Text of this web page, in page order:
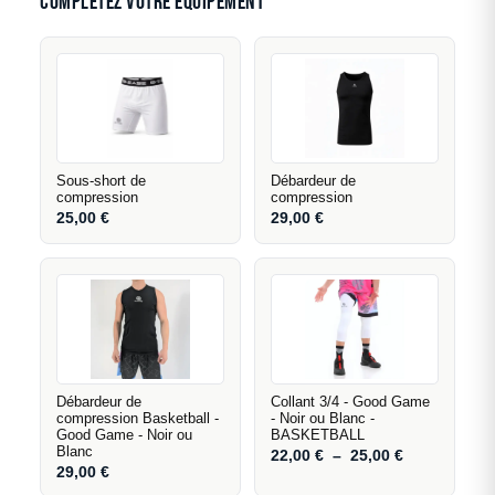
de jeu, quelle que soit sa marque. Si vous portez un
maillot compression en dessous, optez pour une
taille au-dessus de votre taille habituelle pour
garantir un confort optimal.
Sous-short de
compression
25,00€
Débardeur de
compression
29,00€
Débardeur de
compression Basketball -
Good Game - Noir ou
Blanc
29,00€
Collant 3/4 - Good Game
- Noir ou Blanc -
BASKETBALL
22,00€ – 25,00€